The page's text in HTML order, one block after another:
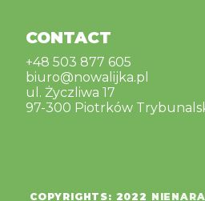
COPYRIGHTS: 2022
CONTACT
+48 503 877 605
biuro@nowalijka.pl
ul. Życzliwa 17
97-300 Piotrków